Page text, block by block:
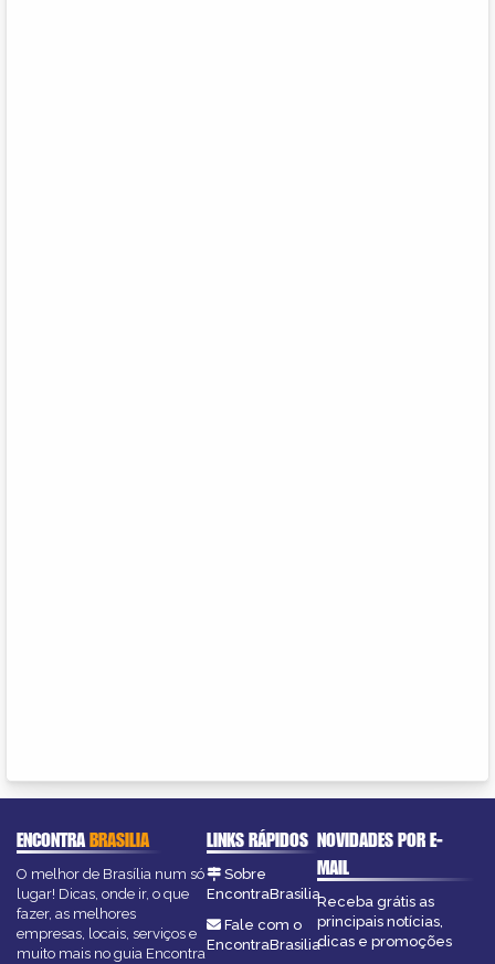
ENCONTRABRASILIA
O melhor de Brasília num só
lugar! Dicas, onde ir, o que
fazer, as melhores
empresas, locais, serviços e
muito mais no guia Encontra
LINKS RÁPIDOS
Sobre
EncontraBrasilia
Fale com o
EncontraBrasilia
NOVIDADES POR E-
MAIL
Receba grátis as
principais notícias,
dicas e promoções